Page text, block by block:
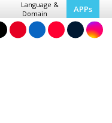
Language &
Domain
APPs